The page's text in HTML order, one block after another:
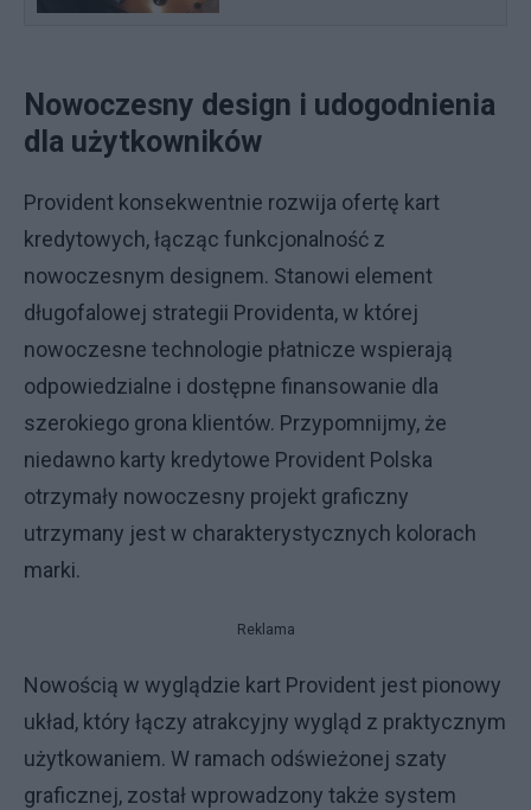
Nowoczesny design i udogodnienia
dla użytkowników
Provident konsekwentnie rozwija ofertę kart
kredytowych, łącząc funkcjonalność z
nowoczesnym designem. Stanowi element
długofalowej strategii Providenta, w której
nowoczesne technologie płatnicze wspierają
odpowiedzialne i dostępne finansowanie dla
szerokiego grona klientów. Przypomnijmy, że
niedawno karty kredytowe Provident Polska
otrzymały nowoczesny projekt graficzny
utrzymany jest w charakterystycznych kolorach
marki.
Reklama
Nowością w wyglądzie kart Provident jest pionowy
układ, który łączy atrakcyjny wygląd z praktycznym
użytkowaniem. W ramach odświeżonej szaty
graficznej, został wprowadzony także system